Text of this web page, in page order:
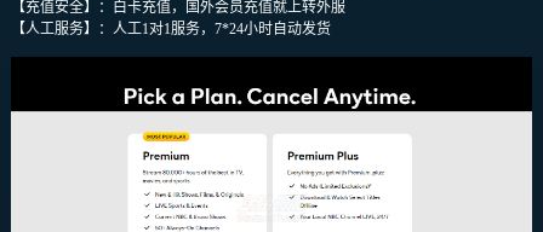
【充值安全】：白卡充值，国外会员充值就上转外服
【人工服务】：人工1对1服务，7*24小时自动发货